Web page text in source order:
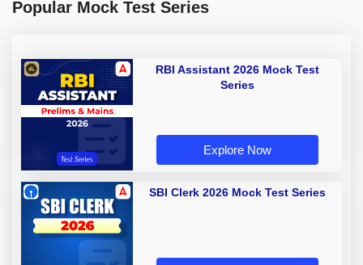
Popular Mock Test Series
RBI Assistant 2026 Mock Test
Series
Explore Now
SBI Clerk 2026 Mock Test Series